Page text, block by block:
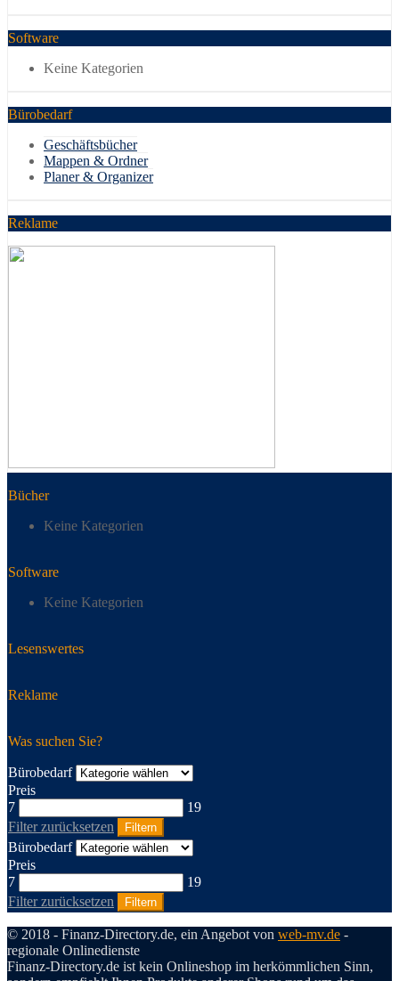
Software
Keine Kategorien
Bürobedarf
Geschäftsbücher
Mappen & Ordner
Planer & Organizer
Reklame
Bücher
Keine Kategorien
Software
Keine Kategorien
Lesenswertes
Reklame
Was suchen Sie?
Bürobedarf
Preis
7
19
Filter zurücksetzen
Filtern
Bürobedarf
Preis
7
19
Filter zurücksetzen
Filtern
© 2018 - Finanz-Directory.de, ein Angebot von web-mv.de -
regionale Onlinedienste
Finanz-Directory.de ist kein Onlineshop im herkömmlichen Sinn,